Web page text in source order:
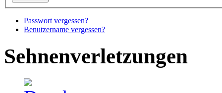
Passwort vergessen?
Benutzername vergessen?
Sehnenverletzungen